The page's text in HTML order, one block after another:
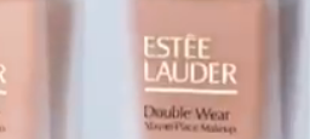
הישנה